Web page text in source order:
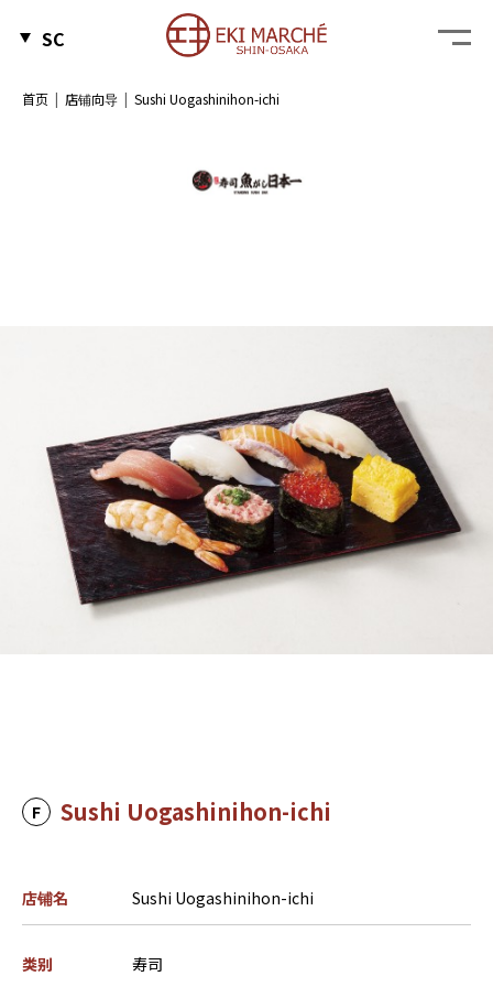
SC
首页 店铺向导 Sushi Uogashinihon-ichi
F Sushi Uogashinihon-ichi
店铺名 Sushi Uogashinihon-ichi
类别 寿司